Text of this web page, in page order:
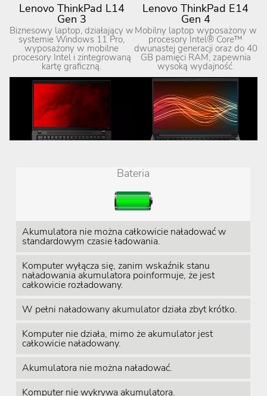
Lenovo ThinkPad L14
Gen 3
Biznesowy laptop, działający w
systemie Windows 11 Pro,
wyposażony w mobilne
procesory Intel i zintegrowaną
kartę graficzną.
Lenovo ThinkPad E14
Gen 4
Mobilny laptop wyposażony w
procesory Intel® Core™
dwunastej generacji oraz do 40
GB pamięci RAM, zapewnia
wysoką wydajność.
Bateria
Akumulatora nie można całkowicie naładować w
standardowym czasie ładowania.
Komputer wyłącza się, zanim wskaźnik stanu
naładowania akumulatora poinformuje, że jest
całkowicie rozładowany.
W pełni naładowany akumulator działa zbyt krótko.
Komputer nie działa, mimo że akumulator jest
całkowicie naładowany.
Akumulatora nie można naładować.
Komputer nie wykrywa akumulatora.